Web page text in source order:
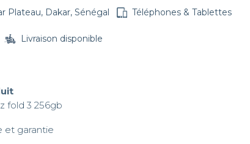
Plateau, Dakar, Sénégal Téléphones & Tablettes
Livraison disponible
fold 3 256gb
et garantie